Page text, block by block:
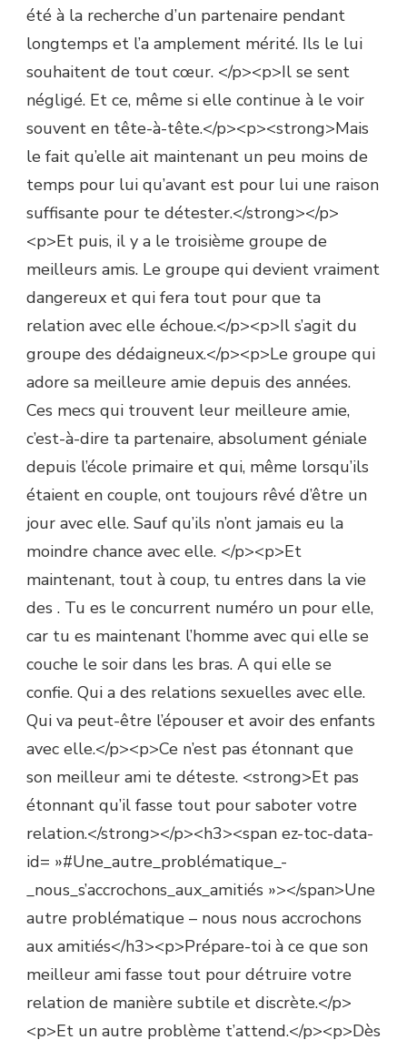
été à la recherche d’un partenaire pendant
longtemps et l’a amplement mérité. Ils le lui
souhaitent de tout cœur. </p><p>Il se sent
négligé. Et ce, même si elle continue à le voir
souvent en tête-à-tête.</p><p><strong>Mais
le fait qu’elle ait maintenant un peu moins de
temps pour lui qu’avant est pour lui une raison
suffisante pour te détester.</strong></p>
<p>Et puis, il y a le troisième groupe de
meilleurs amis. Le groupe qui devient vraiment
dangereux et qui fera tout pour que ta
relation avec elle échoue.</p><p>Il s’agit du
groupe des dédaigneux.</p><p>Le groupe qui
adore sa meilleure amie depuis des années.
Ces mecs qui trouvent leur meilleure amie,
c’est-à-dire ta partenaire, absolument géniale
depuis l’école primaire et qui, même lorsqu’ils
étaient en couple, ont toujours rêvé d’être un
jour avec elle. Sauf qu’ils n’ont jamais eu la
moindre chance avec elle. </p><p>Et
maintenant, tout à coup, tu entres dans la vie
des . Tu es le concurrent numéro un pour elle,
car tu es maintenant l’homme avec qui elle se
couche le soir dans les bras. A qui elle se
confie. Qui a des relations sexuelles avec elle.
Qui va peut-être l’épouser et avoir des enfants
avec elle.</p><p>Ce n’est pas étonnant que
son meilleur ami te déteste. <strong>Et pas
étonnant qu’il fasse tout pour saboter votre
relation.</strong></p><h3><span ez-toc-data-
id= »#Une_autre_problématique_-
_nous_s’accrochons_aux_amitiés »></span>Une
autre problématique – nous nous accrochons
aux amitiés</h3><p>Prépare-toi à ce que son
meilleur ami fasse tout pour détruire votre
relation de manière subtile et discrète.</p>
<p>Et un autre problème t’attend.</p><p>Dès